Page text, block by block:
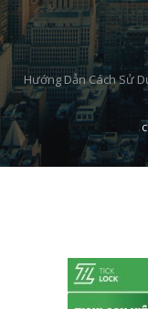
Hướng Dẫn Cách Sử